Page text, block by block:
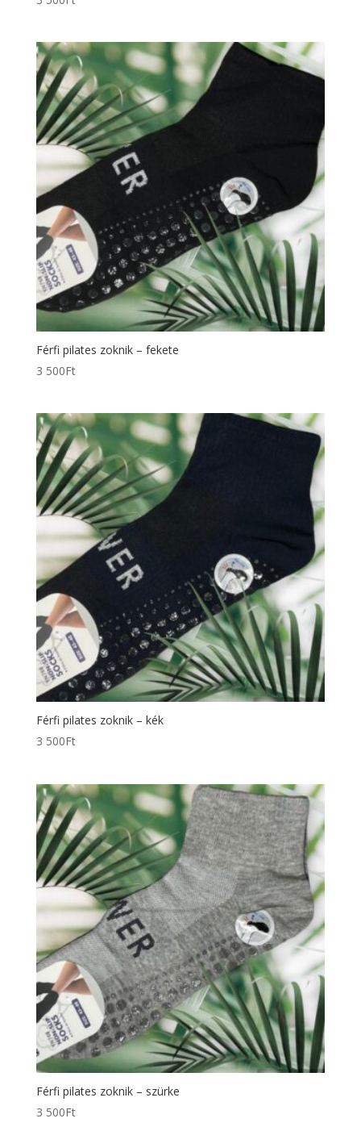
Férfi pilates zoknik – fekete
3 500Ft
Férfi pilates zoknik – kék
3 500Ft
Férfi pilates zoknik – szürke
3 500Ft